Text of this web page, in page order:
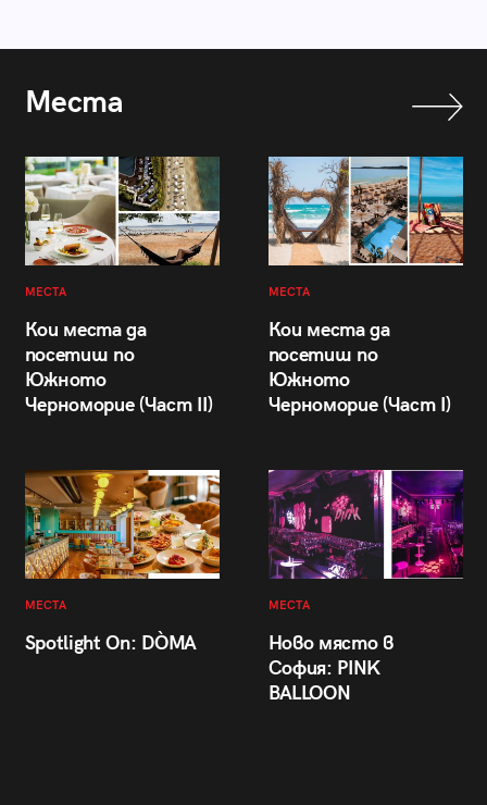
Места
МЕСТА
Кои места да
посетиш по
Южното
Черноморие (Част II)
МЕСТА
Кои места да
посетиш по
Южното
Черноморие (Част I)
МЕСТА
Spotlight On: DÒMA
МЕСТА
Ново място в
София: PINK
BALLOON